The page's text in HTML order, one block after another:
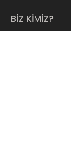
BİZ KİMİZ?